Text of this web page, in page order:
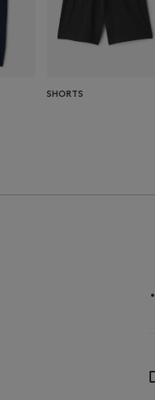
SHORTS